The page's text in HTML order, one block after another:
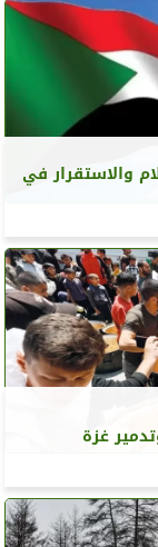
والاستقرار في
غزة